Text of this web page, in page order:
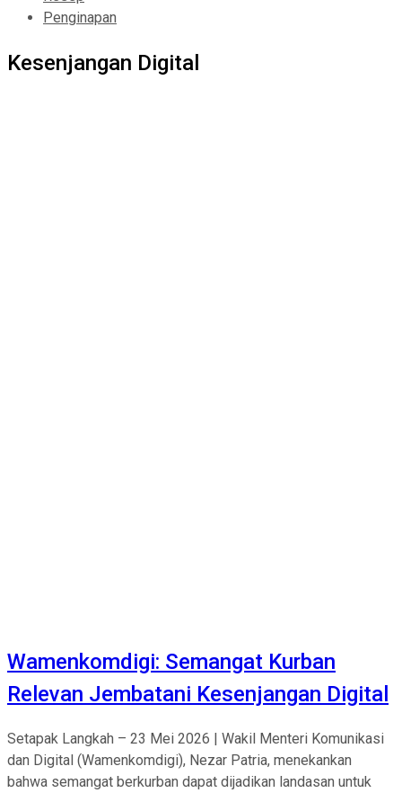
Penginapan
Kesenjangan Digital
Wamenkomdigi: Semangat Kurban
Relevan Jembatani Kesenjangan Digital
Setapak Langkah – 23 Mei 2026 | Wakil Menteri Komunikasi
dan Digital (Wamenkomdigi), Nezar Patria, menekankan
bahwa semangat berkurban dapat dijadikan landasan untuk